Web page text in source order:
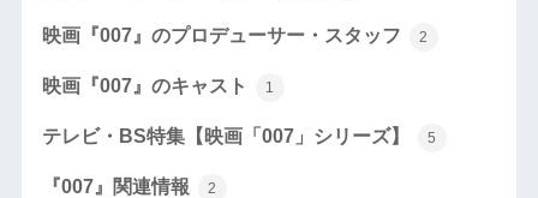
映画『007』のプロデューサー・スタッフ 2
映画『007』のキャスト 1
テレビ・BS特集【映画「007」シリーズ】 5
『007』関連情報 2